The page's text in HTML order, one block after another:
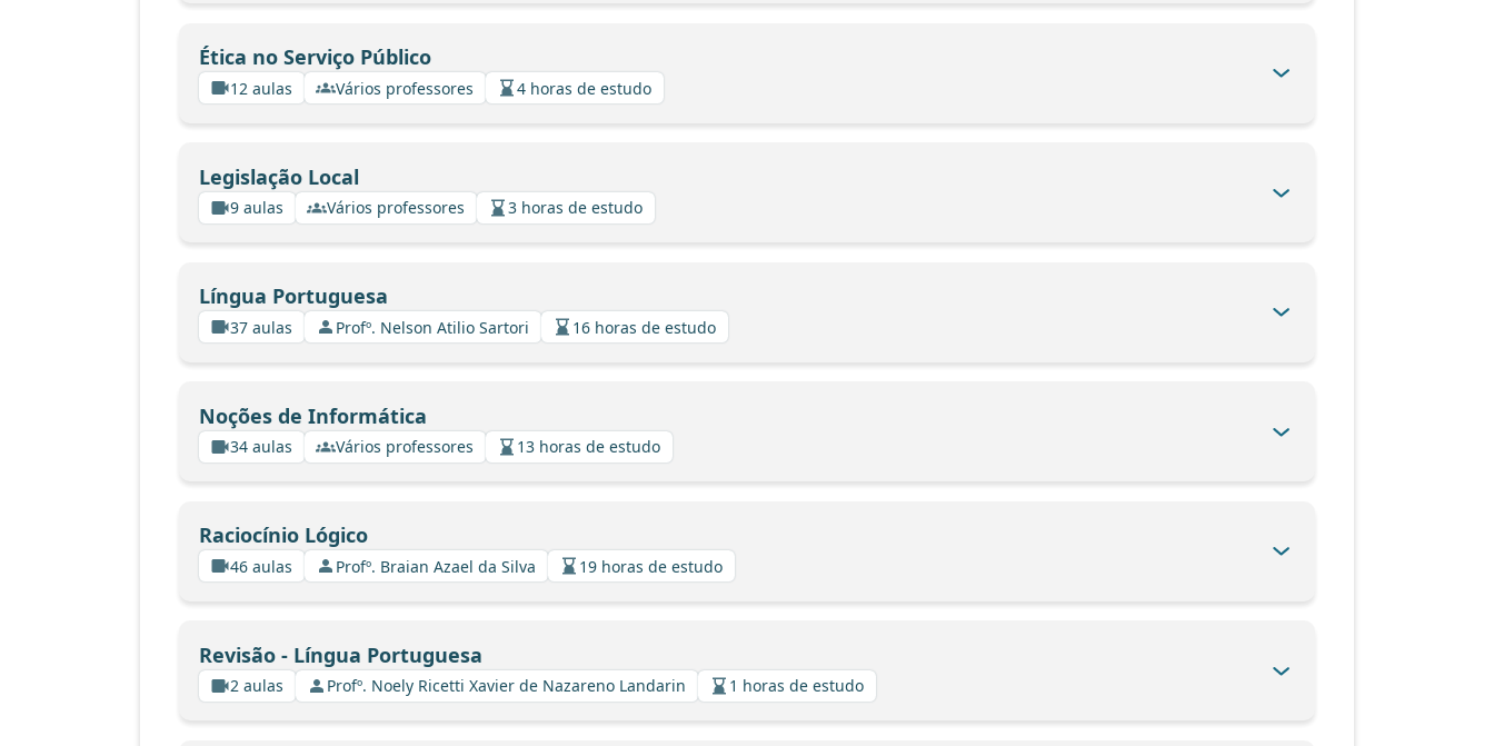
Ética no Serviço Público
12 aulas Vários professores 4 horas de estudo
Legislação Local
9 aulas Vários professores 3 horas de estudo
Língua Portuguesa
37 aulas Profº. Nelson Atilio Sartori 16 horas de estudo
Noções de Informática
34 aulas Vários professores 13 horas de estudo
Raciocínio Lógico
46 aulas Profº. Braian Azael da Silva 19 horas de estudo
Revisão - Língua Portuguesa
2 aulas Profº. Noely Ricetti Xavier de Nazareno Landarin 1 horas de estudo